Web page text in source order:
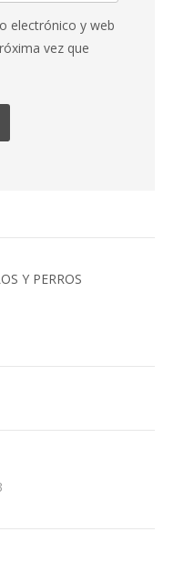
electrónico y web
vez que
Y PERROS